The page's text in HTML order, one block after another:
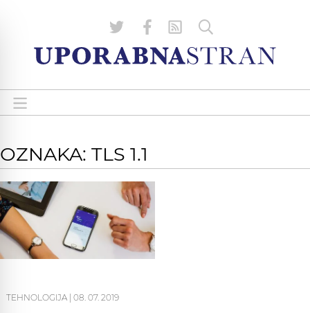
OZNAKA: TLS 1.1
TEHNOLOGIJA 08. 07. 2019